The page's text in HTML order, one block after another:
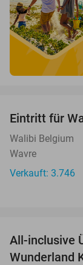
Eintritt für
Walibi Belgium
Wavre
Verkauft: 3.746
All-inclusive
Wunderland